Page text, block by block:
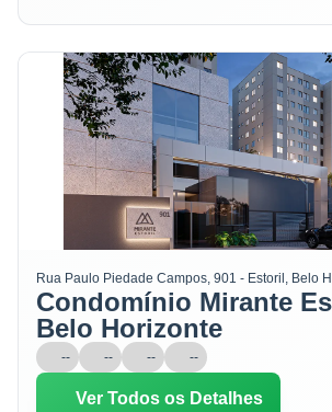
Rua Paulo Piedade Campos, 901 - Estoril, Belo
Condomínio Mirante
Belo Horizonte
-- -- -- --
Ver Todos os Detalhes